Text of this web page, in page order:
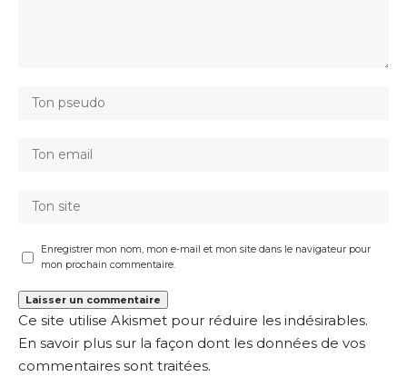
Enregistrer mon nom, mon e-mail et mon site dans le navigateur pour
mon prochain commentaire.
Ce site utilise Akismet pour réduire les indésirables.
En savoir plus sur la façon dont les données de vos
commentaires sont traitées.